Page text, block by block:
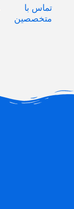
تماس با
متخصصین